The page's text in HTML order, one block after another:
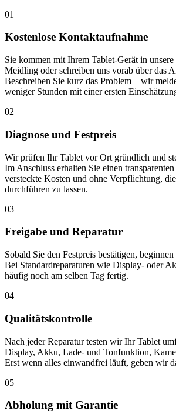
01
Kostenlose Kontaktaufnahme
Sie kommen mit Ihrem Tablet-Gerät in
Meidling oder schreiben uns vorab über das
Beschreiben Sie kurz das Problem – wir
weniger Stunden mit einer ersten
02
Diagnose und Festpreis
Wir prüfen Ihr Tablet vor Ort gründlich und
Im Anschluss erhalten Sie einen
versteckte Kosten und ohne Verpflichtung,
durchführen zu lassen.
03
Freigabe und Reparatur
Sobald Sie den Festpreis bestätigen,
Bei Standardreparaturen wie Display- oder
häufig noch am selben Tag fertig.
04
Qualitätskontrolle
Nach jeder Reparatur testen wir Ihr Tablet
Display, Akku, Lade- und Tonfunktion,
Erst wenn alles einwandfrei läuft, geben wir
05
Abholung mit Garantie